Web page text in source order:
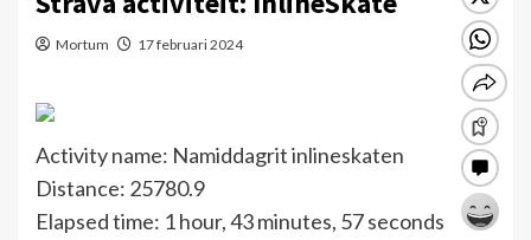
Mortum 17 februari 2024
Activity name: Namiddagrit inlineskaten
Distance: 25780.9
Elapsed time: 1 hour, 43 minutes, 57 seconds